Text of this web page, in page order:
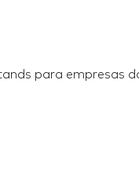
para empresas